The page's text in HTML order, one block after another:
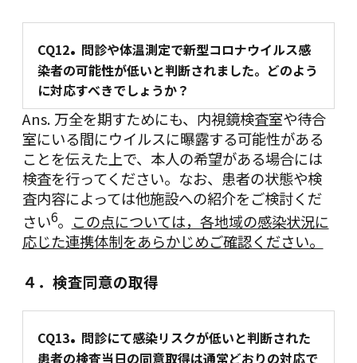
CQ12. 問診や体温測定で新型コロナウイルス感
染者の可能性が低いと判断されました。どのよう
に対応すべきでしょうか？
Ans. 万全を期すためにも、内視鏡検査室や待合
室にいる間にウイルスに曝露する可能性がある
ことを伝えた上で、本人の希望がある場合には
検査を行ってください。なお、患者の状態や検
査内容によっては他施設への紹介をご検討くだ
さい6。 この点については，各地域の感染状況に
応じた連携体制をあらかじめご確認ください。
４．検査同意の取得
CQ13. 問診にて感染リスクが低いと判断された
患者の検査当日の同意取得は通常どおりの対応で